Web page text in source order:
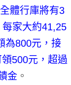
體行庫將有3
家大約41,25
為800元，接
500元，超過
金 。